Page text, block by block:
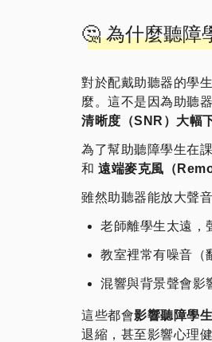
🤔 為什麼聽障
對於配戴助聽器的學
麼。這不是因為助聽
清晰度（SNR）大幅
為了幫助聽障學生在
和 遠端麥克風（
雖然助聽器能放大聲
老師離學生太遠，
教室裡常有噪音（
混響與背景聲會影
這些都會影響聽障學
退縮，甚至影響心理健